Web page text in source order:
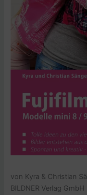
von Kyra & Christian
BILDNER Verlag